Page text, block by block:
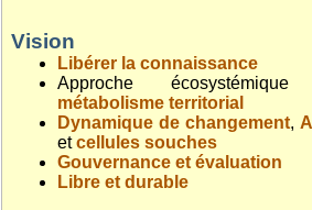
Vision
Libérer la connaissance
Approche
métabolisme territorial
Dynamique de changement,
etcellules souches
Gouvernance et évaluation
Libre et durable